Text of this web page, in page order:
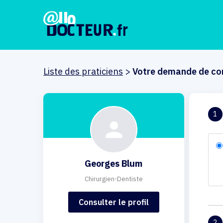
Liste des praticiens > Votre demande de
Georges Blum
Chirurgien-Dentiste
Consulter le profil
1